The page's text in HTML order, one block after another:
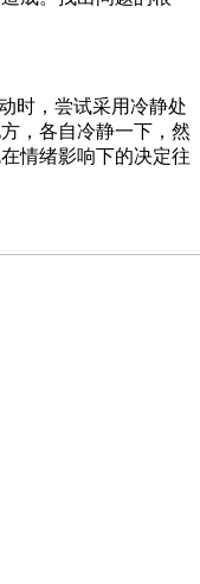
时，尝试采用冷静处
，各自冷静一下，然
情绪影响下的决定往